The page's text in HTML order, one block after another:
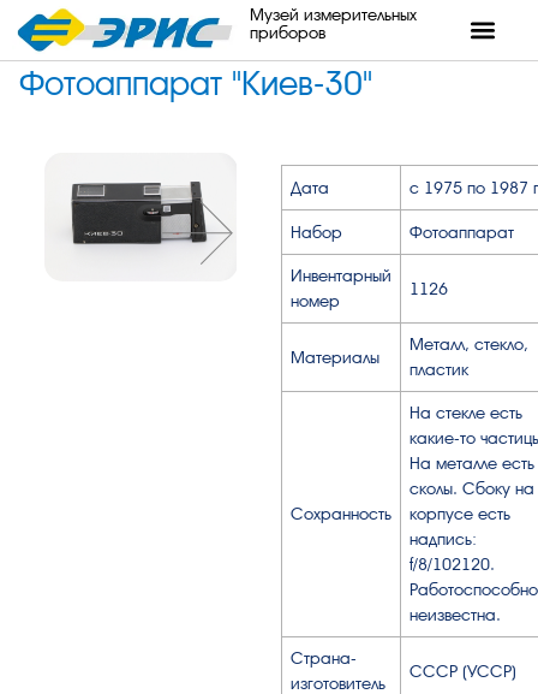
Музей измерительных
приборов
Фотоаппарат "Киев-30"
Дата с 1975 по 1987
Набор Фотоаппарат
Инвентарный
номер
1126
Материалы
Металл, стекло,
пластик
Сохранность
На стекле есть
какие-то
На металле есть
сколы. Сбоку на
корпусе есть
надпись:
f/8/102120.
неизвестна.
Страна-
изготовитель
СССР (УССР)